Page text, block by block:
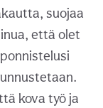
suojaa
että olet
kova työ ja